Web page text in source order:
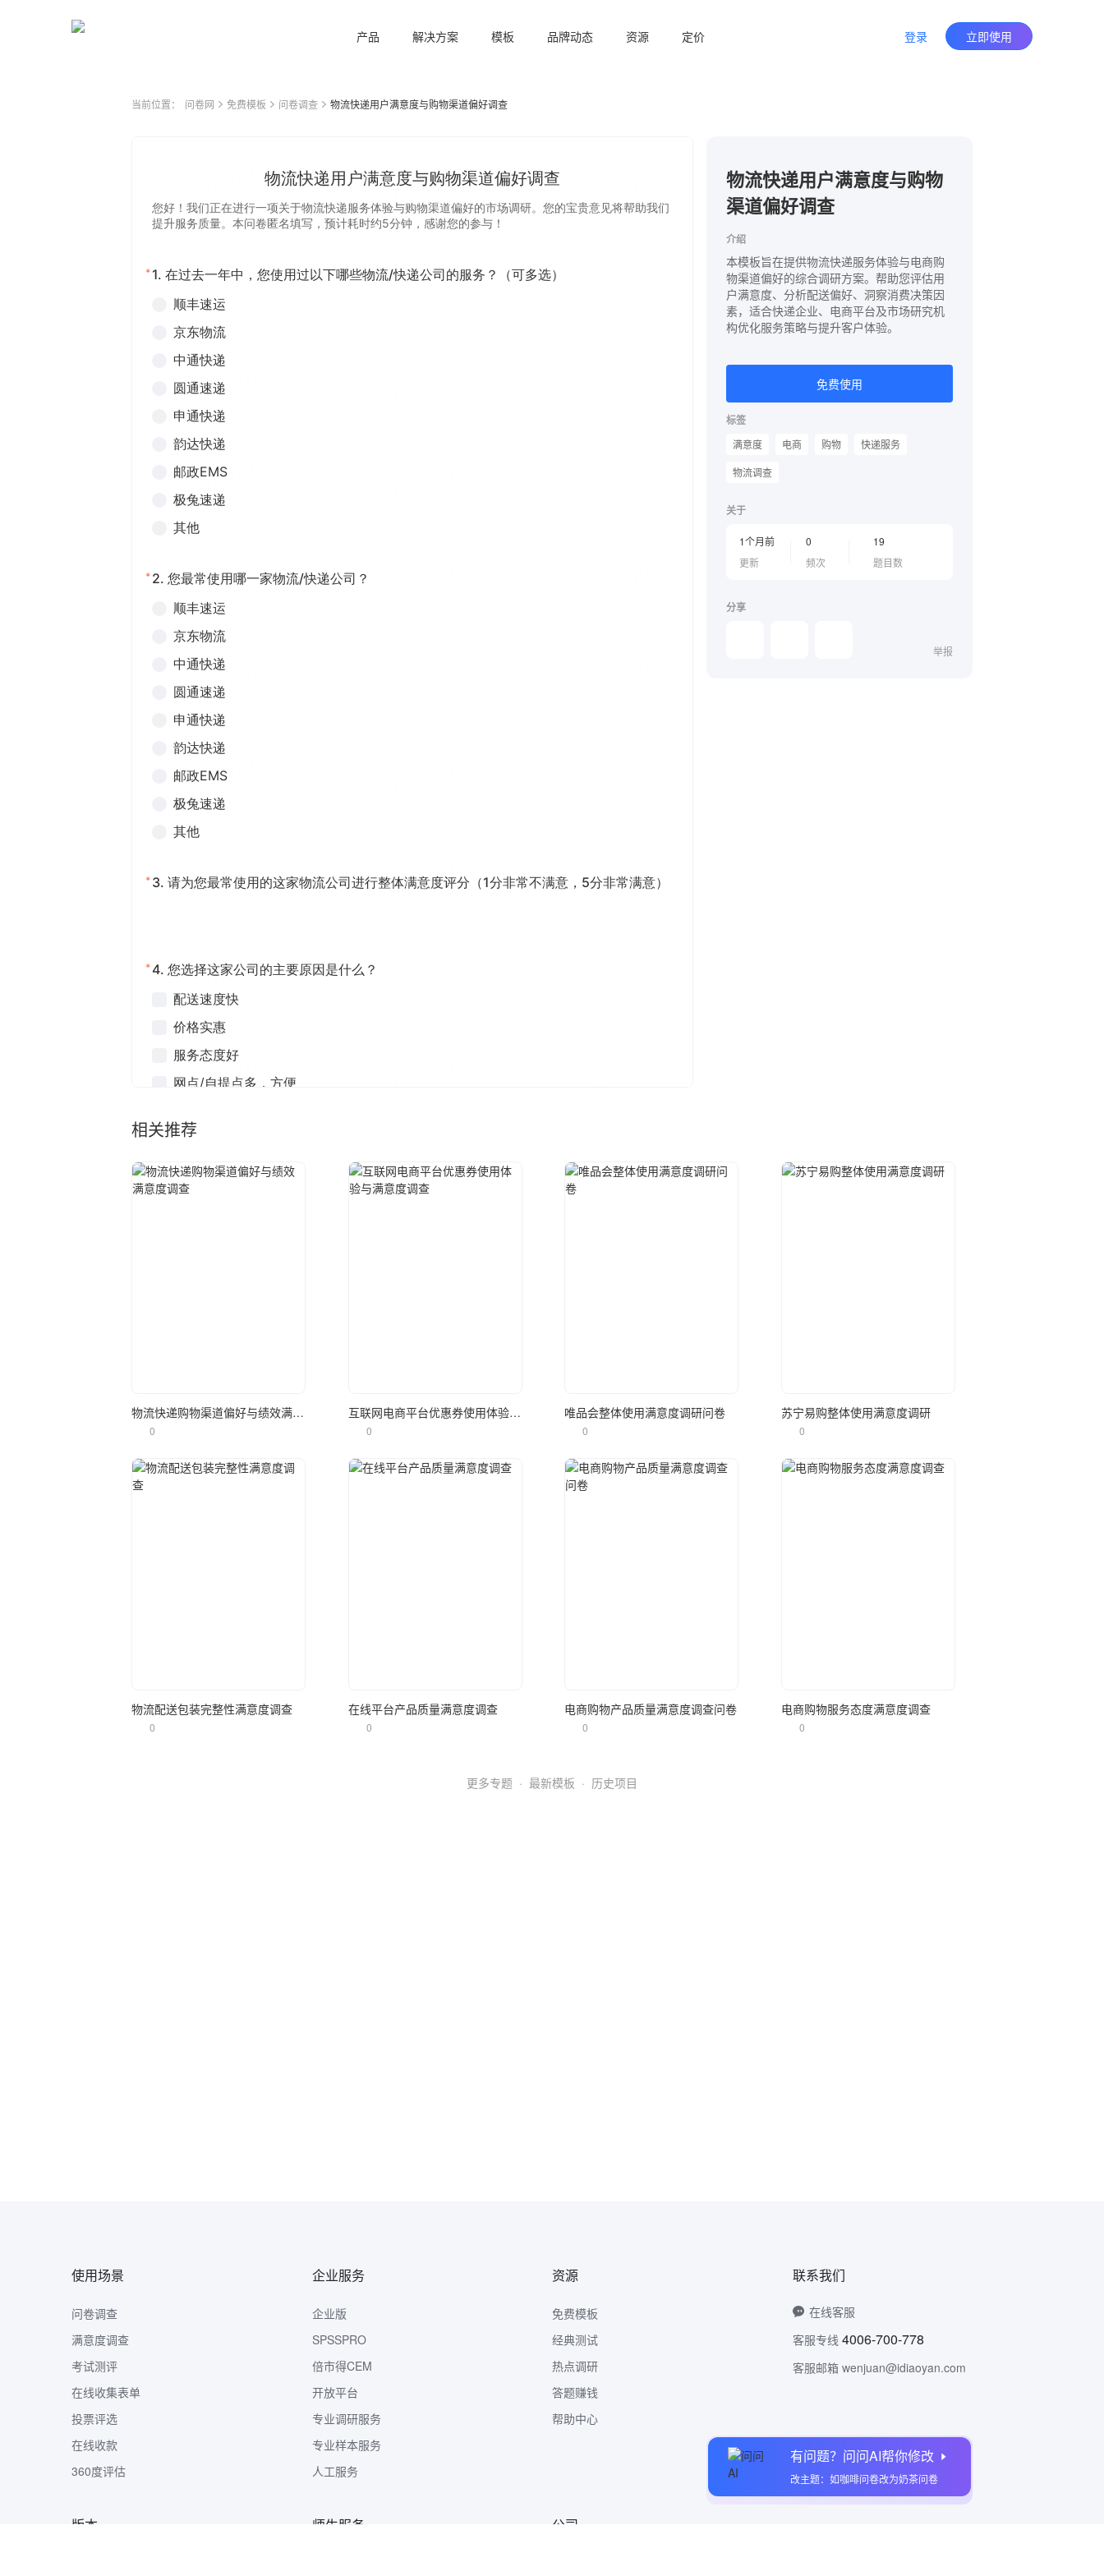
产品 解决方案 模板 品牌动态 资源 定价 登录 立即使用
当前位置： 问卷网 免费模板 问卷调查 物流快递用户满意度与购物渠道偏好调查
物流快递用户满意度与购物
渠道偏好调查
介绍
本模板旨在提供物流快递服务体验与电商购
物渠道偏好的综合调研方案。帮助您评估用
户满意度、分析配送偏好、洞察消费决策因
素，适合快递企业、电商平台及市场研究机
构优化服务策略与提升客户体验。
免费使用
标签
满意度 电商 购物
快递服务
物流调查
关于
1个月前
更新
0
频次
19
题目数
分享
举报
有问题？问问AI帮你修改
改主题：如咖啡问卷改为奶茶问卷
相关推荐
物流快递购物渠道偏好与绩效满意度调查
0
互联网电商平台优惠券使用体验与满意度调查
0
唯品会整体使用满意度调研问卷
0
苏宁易购整体使用满意度调研
0
物流配送包装完整性满意度调查
0
在线平台产品质量满意度调查
0
电商购物产品质量满意度调查问卷
0
电商购物服务态度满意度调查
0
更多专题 · 最新模板 · 历史项目
使用场景
问卷调查
满意度调查
考试测评
在线收集表单
投票评选
在线收款
360度评估
企业服务
企业版
SPSSPRO
倍市得CEM
开放平台
专业调研服务
专业样本服务
人工服务
资源
免费模板
经典测试
热点调研
答题赚钱
帮助中心
联系我们
在线客服
客服专线 4006-700-778
客服邮箱 wenjuan@idiaoyan.com
问卷网公众号
版本 师生服务 公司